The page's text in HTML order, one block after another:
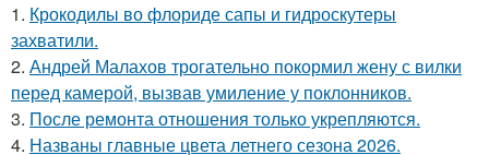
1. Крокодилы во флориде сапы и гидроскутеры
захватили.
2. Андрей Малахов трогательно покормил жену с вилки
перед камерой, вызвав умиление у поклонников.
3. После ремонта отношения только укрепляются.
4. Названы главные цвета летнего сезона 2026.